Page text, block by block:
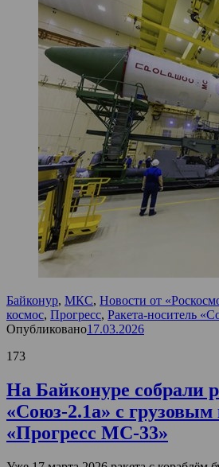
Байконур, МКС, Новости от
космос, Прогресс, Ракета-носитель
Опубликовано17.03.2026
173
На Байконуре собрали
«Союз-2.1а» с грузовым
«Прогресс МС-33»